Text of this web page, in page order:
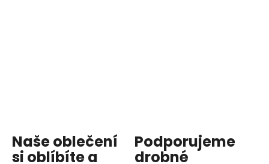
Naše oblečení
si oblíbíte a
Podporujeme
drobné